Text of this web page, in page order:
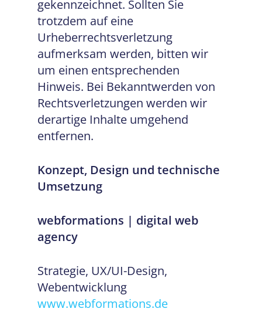
gekennzeichnet. Sollten Sie
trotzdem auf eine
Urheberrechtsverletzung
aufmerksam werden, bitten wir
um einen entsprechenden
Hinweis. Bei Bekanntwerden von
Rechtsverletzungen werden wir
derartige Inhalte umgehend
entfernen.
Konzept, Design und technische
Umsetzung
webformations | digital web
agency
Strategie, UX/UI-Design,
Webentwicklung
www.webformations.de